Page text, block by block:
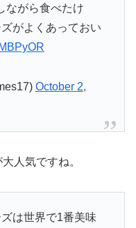
ながら食べたけ
がよくあっておい
October 2,
人気ですね。
は世界で1番美味